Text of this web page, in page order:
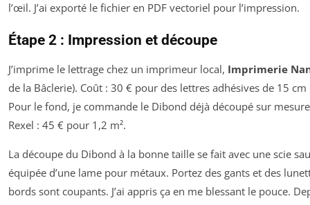
l’œil. J’ai exporté le fichier en PDF vectoriel pour l’impression.
Étape 2 : Impression et découpe
J’imprime le lettrage chez un imprimeur local, Imprimerie
de la Bâclerie). Coût : 30 € pour des lettres adhésives de 15
Pour le fond, je commande le Dibond déjà découpé sur
Rexel : 45 € pour 1,2 m².
La découpe du Dibond à la bonne taille se fait avec une scie
équipée d’une lame pour métaux. Portez des gants et des
bords sont coupants. J’ai appris ça en me blessant le pouce.